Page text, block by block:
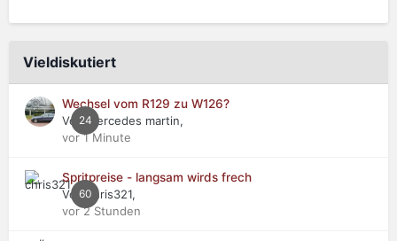
Vieldiskutiert
24
Wechsel vom R129 zu W126?
Von mercedes martin,
vor 1 Minute
60
Spritpreise - langsam wirds frech
Von chris321,
vor 2 Stunden